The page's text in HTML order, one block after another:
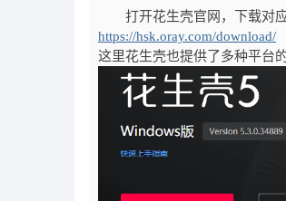
打开花生壳官网，下载对
https://hsk.oray.com/download/
这里花生壳也提供了多种平台